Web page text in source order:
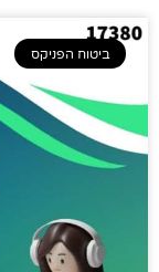
ביטוח הפניקס